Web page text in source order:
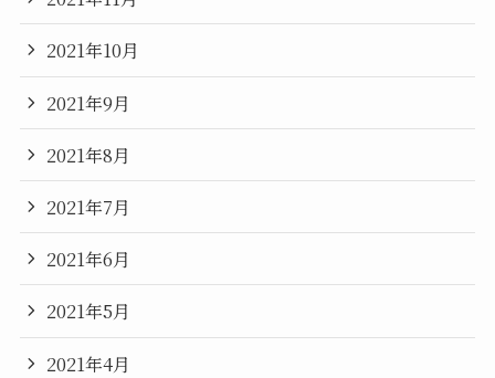
2021年10月
2021年9月
2021年8月
2021年7月
2021年6月
2021年5月
2021年4月